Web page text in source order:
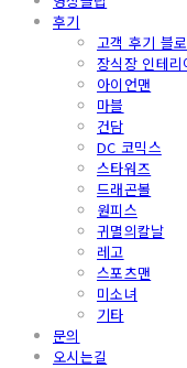
후기
고객 후기 블
장식장 인테리
아이언맨
마블
건담
DC 코믹스
스타워즈
드래곤볼
원피스
귀멸의칼날
레고
스포츠맨
미소녀
기타
문의
오시는길